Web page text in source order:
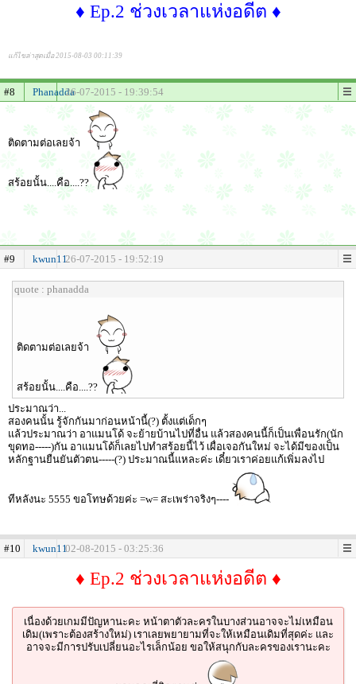
♦ Ep.2 ช่วงเวลาแห่งอดีต ♦
แก้ไขล่าสุดเมื่อ 2015-08-03 00:11:39
#8 Phanadda26-07-2015 - 19:39:54
ติดตามต่อเลยจ้า
สร้อยนั้น....คือ....??
#9 kwun1126-07-2015 - 19:52:19
quote : phanadda
ติดตามต่อเลยจ้า
สร้อยนั้น....คือ....??
ประมาณว่า...
สองคนนั้น รู้จักกันมาก่อนหน้านี้(?) ตั้งแต่เด็กๆ
แล้วประมาณว่า อาแมนโด้ จะย้ายบ้านไปที่อื่น แล้วสองคนนี้ก็เป็นเพื่อนรัก(นัก
ขุดทอ-----)กัน อาแมนโด้ก็เลยไปทำสร้อยนี้ไว้ เผื่อเจอกันใหม่ จะได้มีของเป็น
หลักฐานยืนยันตัวตน-----(?) ประมาณนี้แหละค่ะ เดี๋ยวเราค่อยแก้เพิ่มลงไป
ทีหลังนะ 5555 ขอโทษด้วยค่ะ =w= สะเพร่าจริงๆ----
#10 kwun1102-08-2015 - 03:25:36
♦ Ep.2 ช่วงเวลาแห่งอดีต ♦
เนื่องด้วยเกมมีปัญหานะคะ หน้าตาตัวละครในบางส่วนอาจจะไม่เหมือน
เดิม(เพราะต้องสร้างใหม่) เราเลยพยายามที่จะให้เหมือนเดิมที่สุดค่ะ และ
อาจจะมีการปรับเปลี่ยนอะไรเล็กน้อย ขอให้สนุกกับละครของเรานะคะ